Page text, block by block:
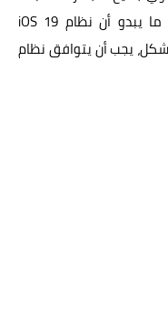
على شريحة Apple A12-Bionic، وعلى ما يبدو أن نظام iOS 19
يجب أن يتوافق نظام